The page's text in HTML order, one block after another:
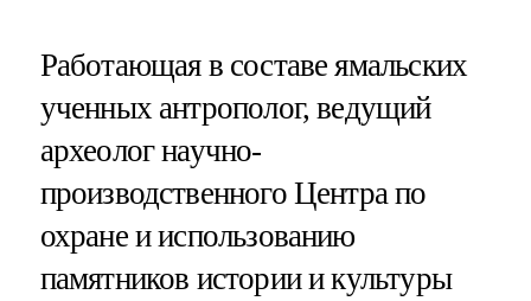
Работающая в составе ямальских
ученных антрополог, ведущий
археолог научно-
производственного Центра по
охране и использованию
памятников истории и культуры